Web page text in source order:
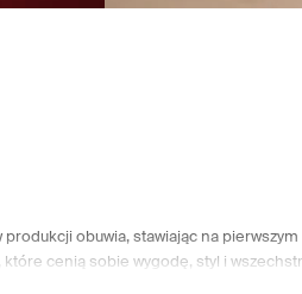
obuwia, stawiając na
cenią sobie wygodę, styl i